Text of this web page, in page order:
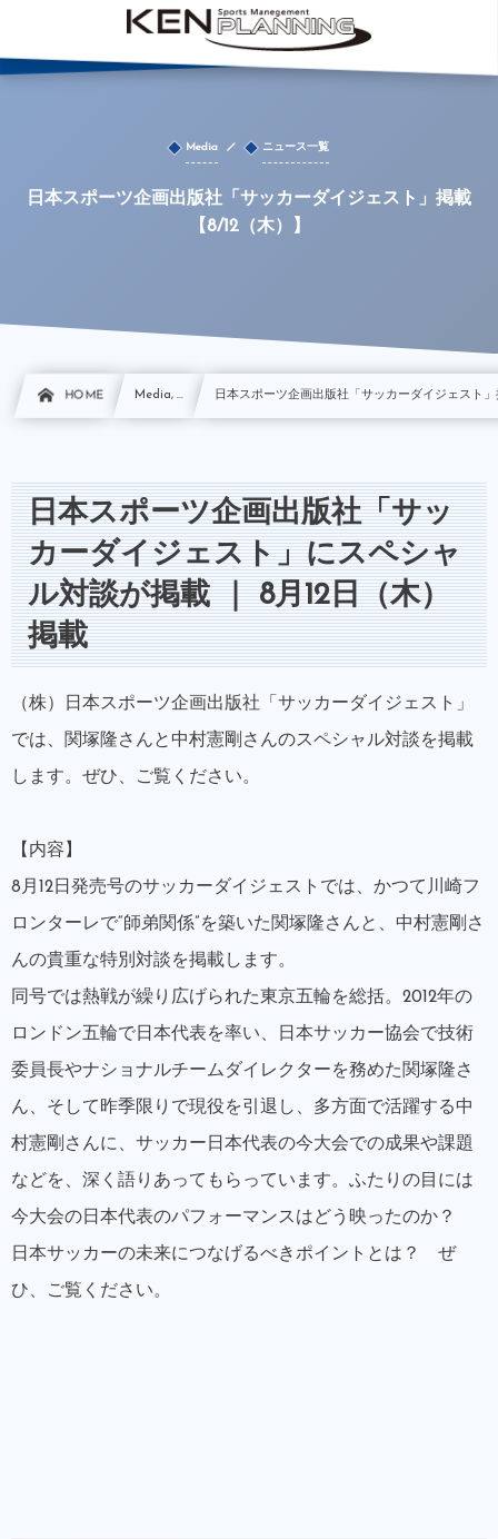
Media ニュース一覧
日本スポーツ企画出版社「サッカーダイジェスト」掲載
【8/12（木）】
HOME Media, … 日本スポーツ企画出版社「サッカーダイジェスト
日本スポーツ企画出版社「サッ
カーダイジェスト」にスペシャ
ル対談が掲載 ｜ 8月12日（木）
掲載
（株）日本スポーツ企画出版社「サッカーダイジェスト」
では、関塚隆さんと中村憲剛さんのスペシャル対談を掲載
します。ぜひ、ご覧ください。
【内容】
8月12日発売号のサッカーダイジェストでは、かつて川崎フ
ロンターレで“師弟関係”を築いた関塚隆さんと、中村憲剛さ
んの貴重な特別対談を掲載します。
同号では熱戦が繰り広げられた東京五輪を総括。2012年の
ロンドン五輪で日本代表を率い、日本サッカー協会で技術
委員長やナショナルチームダイレクターを務めた関塚隆さ
ん、そして昨季限りで現役を引退し、多方面で活躍する中
村憲剛さんに、サッカー日本代表の今大会での成果や課題
などを、深く語りあってもらっています。ふたりの目には
今大会の日本代表のパフォーマンスはどう映ったのか？
日本サッカーの未来につなげるべきポイントとは？ ぜ
ひ、ご覧ください。